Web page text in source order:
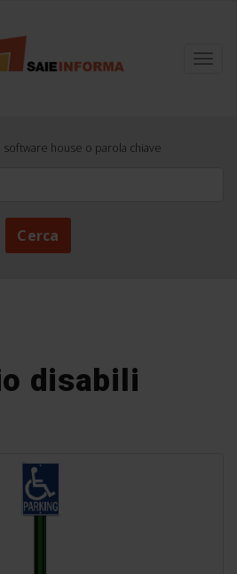
house o parola chiave
Cerca
disabili